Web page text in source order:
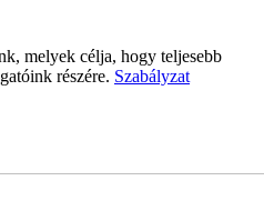
melyek célja, hogy teljesebb
részére. Szabályzat